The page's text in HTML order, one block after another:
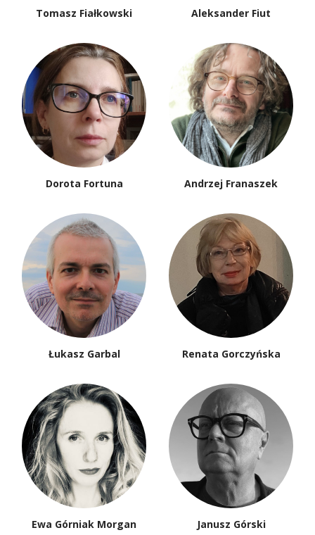
Tomasz Fiałkowski Aleksander Fiut
Dorota Fortuna Andrzej Franaszek
Łukasz Garbal Renata Gorczyńska
Ewa Górniak Morgan Janusz Górski